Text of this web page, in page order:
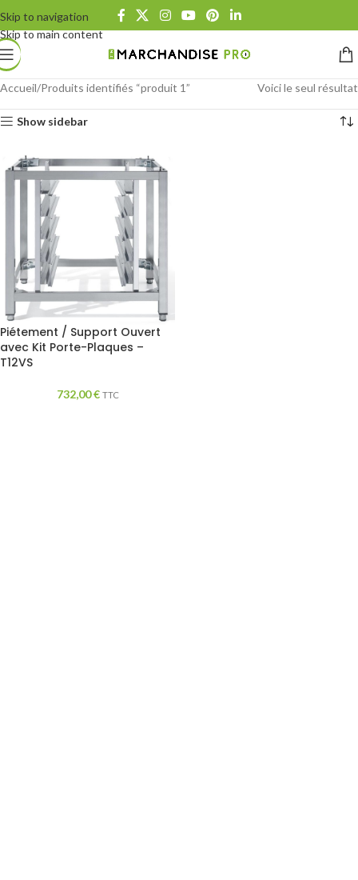
Skip to navigation
Skip to main content
Accueil Produits identifiés “produit 1” Voici le seul résultat
Show sidebar
Piétement / Support Ouvert
avec Kit Porte-Plaques –
T12VS
732,00€ TTC